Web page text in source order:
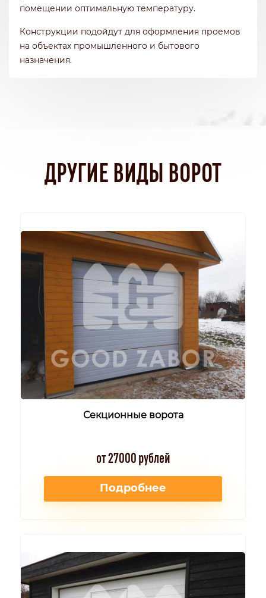
помещении оптимальную температуру.
Конструкции подойдут для оформления проемов
на объектах промышленного и бытового
назначения.
ДРУГИЕ ВИДЫ ВОРОТ
Секционные ворота
от 27000 рублей
Подробнее